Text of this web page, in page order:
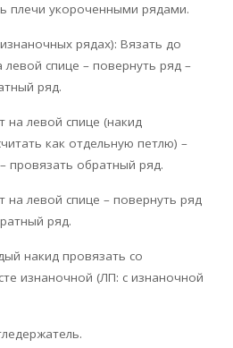
плечи укороченными рядами.
рядах): Вязать до
левой спице – повернуть ряд –
ряд.
на левой спице (накид
как отдельную петлю) –
провязать обратный ряд.
на левой спице – повернуть ряд
ряд.
накид провязать со
изнаночной (ЛП: c изнаночной